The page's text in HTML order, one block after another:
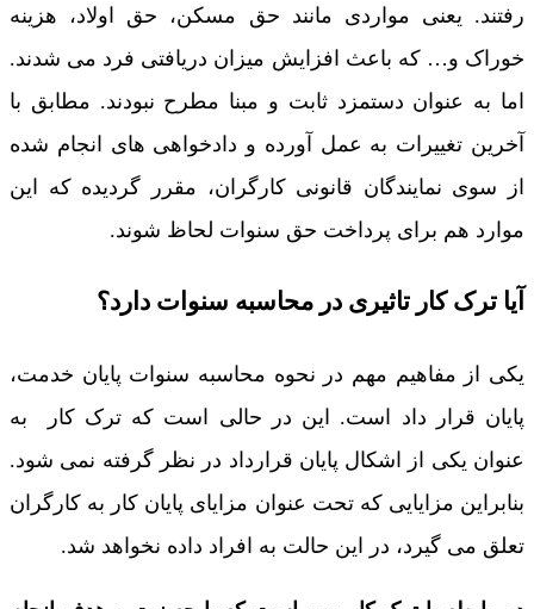
رفتند. یعنی مواردی مانند حق مسکن، حق اولاد، هزینه
خوراک و… که باعث افزایش میزان دریافتی فرد می شدند.
اما به عنوان دستمزد ثابت و مبنا مطرح نبودند. مطابق با
آخرین تغییرات به عمل آورده و دادخواهی های انجام شده
از سوی نمایندگان قانونی کارگران، مقرر گردیده که این
موارد هم برای پرداخت حق سنوات لحاظ شوند.
آیا ترک کار تاثیری در محاسبه سنوات دارد؟
یکی از مفاهیم مهم در نحوه محاسبه سنوات پایان خدمت،
پایان قرار داد است. این در حالی است که ترک کار به
عنوان یکی از اشکال پایان قرارداد در نظر گرفته نمی شود.
بنابراین مزایایی که تحت عنوان مزایای پایان کار به کارگران
تعلق می گیرد، در این حالت به افراد داده نخواهد شد.